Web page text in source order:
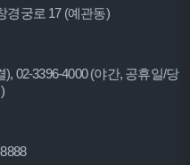
경궁로 17 (예관동)
02-3396-4000 (야간, 공휴일/당